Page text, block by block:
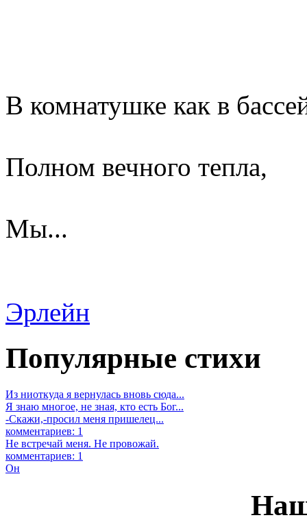
В комнатушке как в
Полном вечного тепла,
Мы...
Эрлейн
Популярные стихи
Из ниоткуда я вернулась вновь сюда...
Я знаю многое, не зная, кто есть Бог...
-Скажи,-просил меня пришелец...
комментариев: 1
Не встречай меня. Не провожай.
комментариев: 1
Он